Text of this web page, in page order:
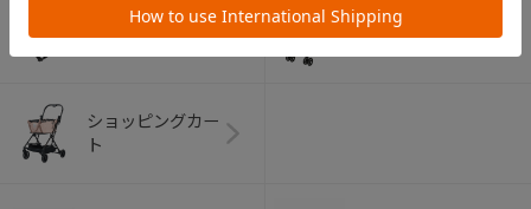
アウトドアグッズ
ペット用品
ショッピングカー
ト